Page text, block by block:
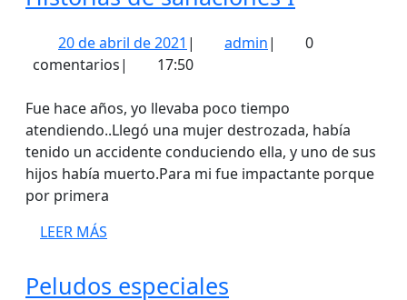
20 de abril de 2021 20
de
de
2021
| adminadmin
|
0
comentarios| 17:50
Fue hace años, yo llevaba poco tiempo
atendiendo..Llegó una mujer destrozada, había
tenido un accidente conduciendo ella, y uno de sus
hijos había muerto.Para mi fue impactante porque
por primera
LEER MÁS
Peludos especiales